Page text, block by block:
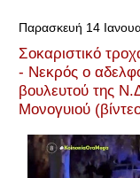
Παρασκευή 14
Σοκαριστικό
- Νεκρός ο
βουλευτού της
Μονογυιού